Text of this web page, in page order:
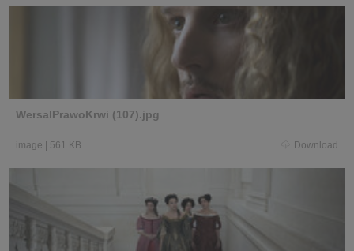
WersalPrawoKrwi (107).jpg
image 561 KB Download